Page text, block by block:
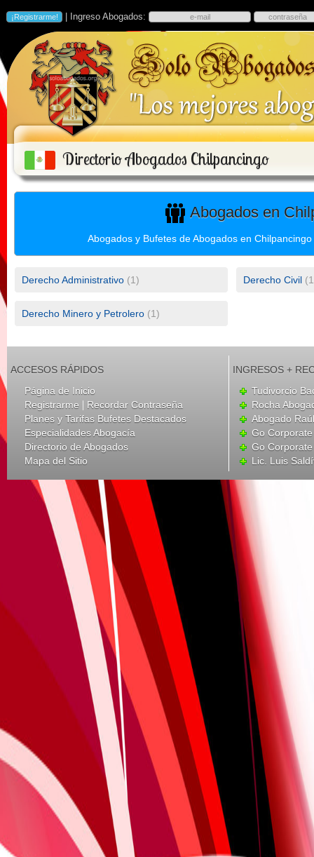
| Ingreso Abogados:
Directorio Abogados Chilpancingo
Abogados en
Abogados y Bufetes de Abogados en
Derecho Administrativo (1) Derecho Civil
Derecho Minero y Petrolero (1)
ACCESOS RÁPIDOS
Página de Inicio
Registrarme | Recordar Contraseña
Planes y Tarifas Bufetes Destacados
Especialidades Abogacía
Directorio de Abogados
Mapa del Sitio
INGRESOS +
Tudivorcio
Rocha
Abogado
Go
Go
Lic. Luis